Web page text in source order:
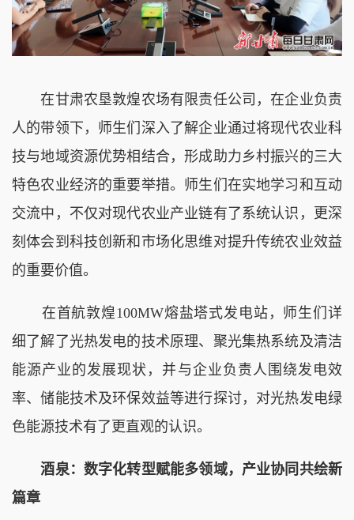
在甘肃农垦敦煌农场有限责任公司，在企业负责
人的带领下，师生们深入了解企业通过将现代农业科
技与地域资源优势相结合，形成助力乡村振兴的三大
特色农业经济的重要举措。师生们在实地学习和互动
交流中，不仅对现代农业产业链有了系统认识，更深
刻体会到科技创新和市场化思维对提升传统农业效益
的重要价值。
在首航敦煌100MW熔盐塔式发电站，师生们详
细了解了光热发电的技术原理、聚光集热系统及清洁
能源产业的发展现状，并与企业负责人围绕发电效
率、储能技术及环保效益等进行探讨，对光热发电绿
色能源技术有了更直观的认识。
酒泉：数字化转型赋能多领域，产业协同共绘新
篇章